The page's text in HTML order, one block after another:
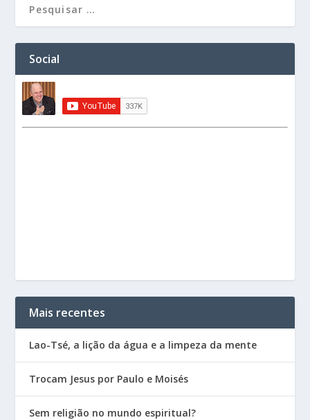
Social
Mais recentes
Lao-Tsé, a lição da água e a limpeza da mente
Trocam Jesus por Paulo e Moisés
Sem religião no mundo espiritual?